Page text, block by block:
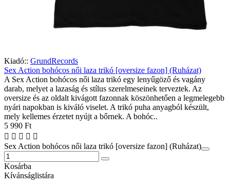
Kiadó:: GrundRecords
Sex Action bohócos női laza trikó [oversize fazon] (Ruházat)
A Sex Action bohócos női laza trikó egy lenyűgöző és vagány
darab, melyet a lazaság és stílus szerelmeseinek terveztek. Az
oversize és az oldalt kivágott fazonnak köszönhetően a legmelegebb
nyári napokban is kiváló viselet. A trikó puha anyagból készült,
mely kellemes érzetet nyújt a bőrnek. A bohóc..
5 990 Ft
Sex Action bohócos női laza trikó [oversize fazon] (Ruházat)
Kosárba
Kívánságlistára